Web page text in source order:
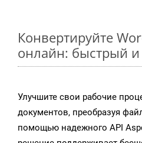
Конвертируйте
онлайн: быстрый
Улучшите свои рабочие
документов, преобразуя
помощью надежного API